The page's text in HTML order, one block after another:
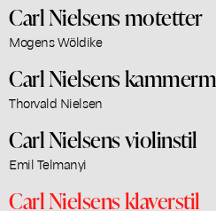
Carl Nielsens motetter
Mogens Wöldike
Carl Nielsens
Thorvald Nielsen
Carl Nielsens violinstil
Emil Telmanyi
Carl Nielsens klaverstil